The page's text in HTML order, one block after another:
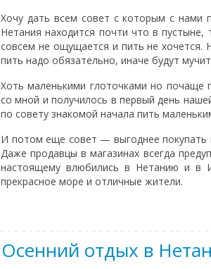
Хочу дать всем совет с которым с нами
Нетания находится почти что в пустыне,
совсем не ощущается и пить не хочется.
пить надо обязательно, иначе будут
Хоть маленькими глоточками но почаще
со мной и получилось в первый день
по совету знакомой начала пить
И потом еще совет — выгоднее покупать
Даже продавцы в магазинах всегда
настоящему влюбились в Нетанию и в
прекрасное море и отличные жители.
Осенний отдых в